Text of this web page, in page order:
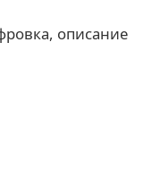
описание